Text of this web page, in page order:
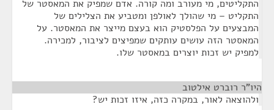
התקליטים, מי מעורב ומה קורה. אדם שמפיק את המאסטר של
התקליט – מי שהולך לאולפן ומטביע את הצלילים של
המבצעים על הפלסטיק הוא בעצם מייצר את המאסטר. על
המאסטר הזה עושים עותקים שמפיצים לציבור, למכירה.
למפיק יש זכות יוצרים במאסטר שלו.
היו"ר רוברט אילטוב
ולהוצאה לאור, במקרה כזה, איזו זכות יש?